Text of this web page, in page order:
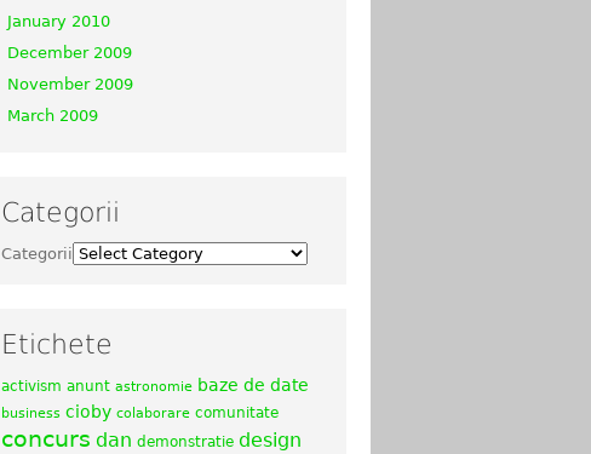
January 2010
December 2009
November 2009
March 2009
Categorii
Categorii
Etichete
activism anunt astronomie baze de date
business cioby colaborare comunitate
concurs dan demonstratie design